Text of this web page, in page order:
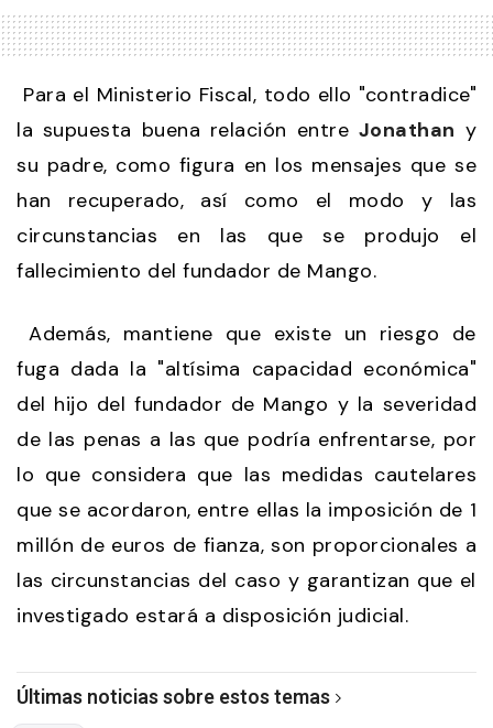
Para el Ministerio Fiscal, todo ello "contradice"
la supuesta buena relación entre Jonathan y
su padre, como figura en los mensajes que se
han recuperado, así como el modo y las
circunstancias en las que se produjo el
fallecimiento del fundador de Mango.
Además, mantiene que existe un riesgo de
fuga dada la "altísima capacidad económica"
del hijo del fundador de Mango y la severidad
de las penas a las que podría enfrentarse, por
lo que considera que las medidas cautelares
que se acordaron, entre ellas la imposición de 1
millón de euros de fianza, son proporcionales a
las circunstancias del caso y garantizan que el
investigado estará a disposición judicial.
Últimas noticias sobre estos temas